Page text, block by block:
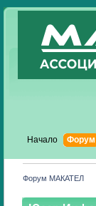
Начало Форум
Форум МАКАТЕЛ